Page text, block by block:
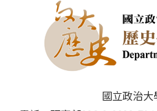
國立政治大